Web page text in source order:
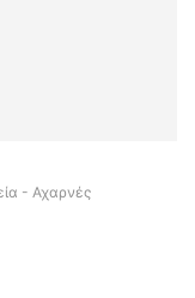
- Αχαρνές